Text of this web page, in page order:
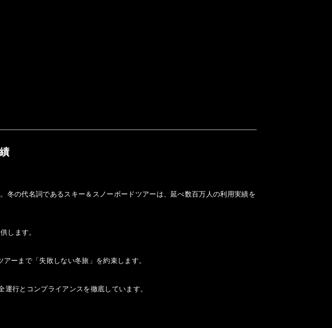
の代名詞であるスキー＆スノーボードツアーは、延べ数百万人の利用実績を
します。
ーまで「失敗しない冬旅」を約束します。
行とコンプライアンスを徹底しています。